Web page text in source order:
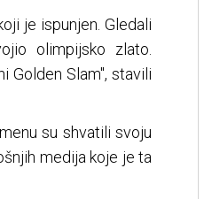
je ispunjen. Gledali
olimpijsko zlato.
Golden Slam", stavili
su shvatili svoju
medija koje je ta